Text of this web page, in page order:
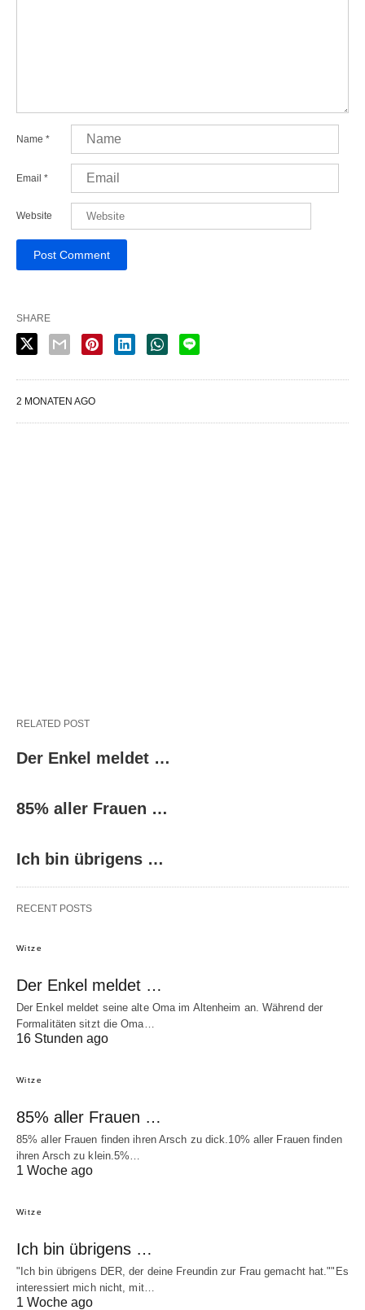
Name *
Email *
Website
SHARE
2 MONATEN AGO
RELATED POST
Der Enkel meldet …
85% aller Frauen …
Ich bin übrigens …
RECENT POSTS
Witze
Der Enkel meldet …
Der Enkel meldet seine alte Oma im Altenheim an. Während der
Formalitäten sitzt die Oma…
16 Stunden ago
Witze
85% aller Frauen …
85% aller Frauen finden ihren Arsch zu dick.10% aller Frauen finden
ihren Arsch zu klein.5%…
1 Woche ago
Witze
Ich bin übrigens …
"Ich bin übrigens DER, der deine Freundin zur Frau gemacht hat.""Es
interessiert mich nicht, mit…
1 Woche ago